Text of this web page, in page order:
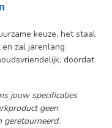
keuze, het staal
zal jarenlang
doordat
jouw specificaties
geen
geretourneerd.